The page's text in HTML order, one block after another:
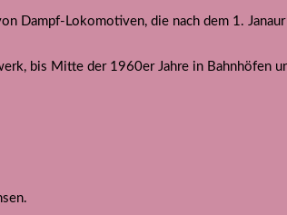
Dampf-Lokomotiven, die nach dem 1.
bis Mitte der 1960er Jahre in Bahnhöfen